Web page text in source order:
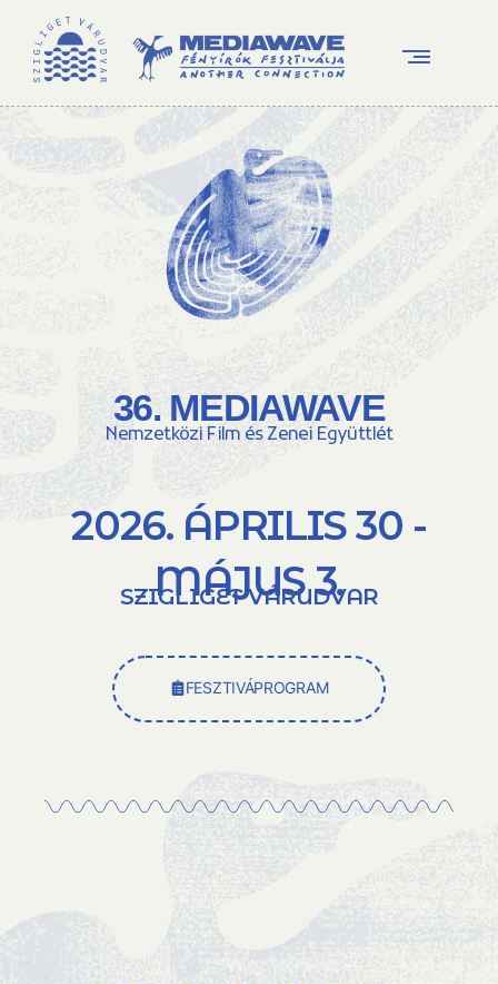
36. MEDIAWAVE
Nemzetközi Film és Zenei Együttlét
2026. ÁPRILIS 30 -
MÁJUS 3.
SZIGLIGET VÁRUDVAR
FESZTIVÁPROGRAM